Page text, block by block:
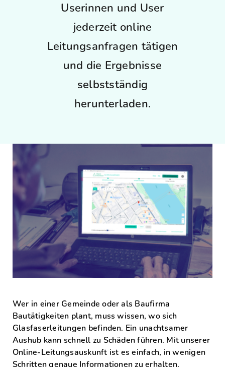
Suche
nach:
Userinnen und User
jederzeit online
Leitungsanfragen tätigen
und die Ergebnisse
selbstständig
herunterladen.
Wer in einer Gemeinde oder als Baufirma
Bautätigkeiten plant, muss wissen, wo sich
Glasfaserleitungen befinden. Ein unachtsamer
Aushub kann schnell zu Schäden führen. Mit unserer
Online-Leitungsauskunft ist es einfach, in wenigen
Schritten genaue Informationen zu erhalten.